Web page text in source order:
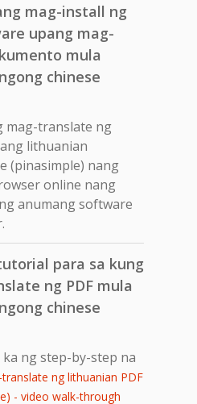
mag-install ng
upang mag-
mula
chinese
mag-translate ng
lithuanian
(pinasimple) nang
online nang
anumang software
para sa kung
ng PDF mula
chinese
ng step-by-step na
ng lithuanian PDF
- video walk-through